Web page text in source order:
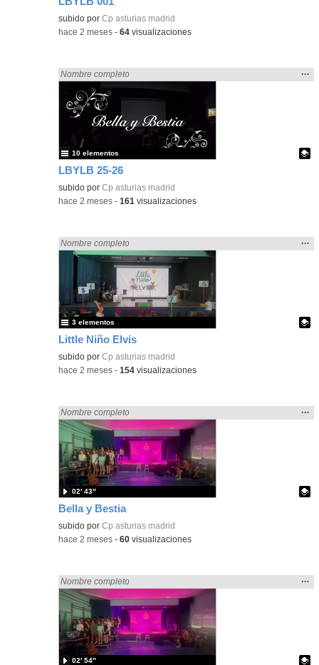
Contenido educativo.
subido porCp asturias madrid
-hace 2 meses -64 visualizaciones
LBYLB 25-26
Encontrado «Asturias» en:
Nombre completo
la
…
Contenido educativo.
subido porCp asturias madrid
10 elementos
-hace 2 meses -161 visualizaciones
Little Niño Elvis
Encontrado «Asturias» en:
Nombre completo
la
…
Contenido educativo.
subido porCp asturias madrid
3 elementos
-hace 2 meses -154 visualizaciones
Bella y Bestia
Encontrado «Asturias» en:
Nombre completo
la
…
Contenido educativo.
subido porCp asturias madrid
02′ 43″
-hace 2 meses -60 visualizaciones
Encontrado «Asturias» en:
Nombre completo
la
…
02′ 54″